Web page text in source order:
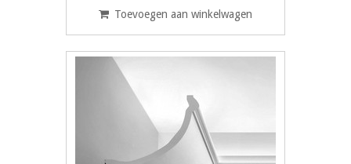
Toevoegen aan winkelwagen